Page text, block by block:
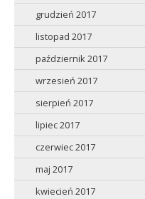
grudzień 2017
listopad 2017
październik 2017
wrzesień 2017
sierpień 2017
lipiec 2017
czerwiec 2017
maj 2017
kwiecień 2017